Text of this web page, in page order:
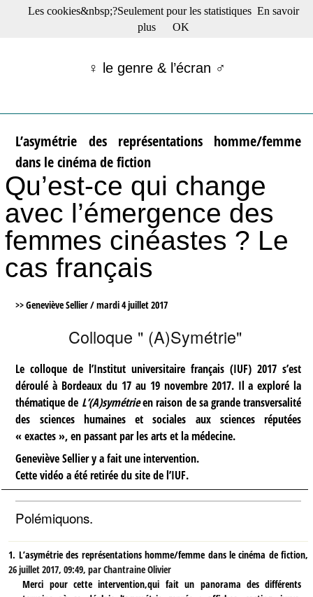
☰ Menu
Films récents
Tribunes
Bloc-notes
Actu : "La Nouvelle Vague"
S’abonner à la Lettre !
♀ le genre & l’écran ♂
L’asymétrie des représentations homme/femme
dans le cinéma de fiction
Qu’est-ce qui change
avec l’émergence des
femmes cinéastes ? Le
cas français
>> Geneviève Sellier /mardi 4 juillet 2017
Colloque " (A)Symétrie"
Le colloque de l’Institut universitaire français (IUF) 2017 s’est
déroulé à Bordeaux du 17 au 19 novembre 2017. Il a exploré la
thématique de L’(A)symétrieen raison de sa grande transversalité
des sciences humaines et sociales aux sciences réputées
« exactes », en passant par les arts et la médecine.
Geneviève Sellier y a fait une intervention.
Cette vidéo a été retirée du site de l’IUF.
Polémiquons.
1. L’asymétrie des représentations homme/femme dans le cinéma de fiction,
26 juillet 2017, 09:49,parChantraine Olivier
Merci pour cette intervention,qui fait un panorama des différents
Les cookies&nbsp;?Seulement pour les statistiques En savoir
plus
OK